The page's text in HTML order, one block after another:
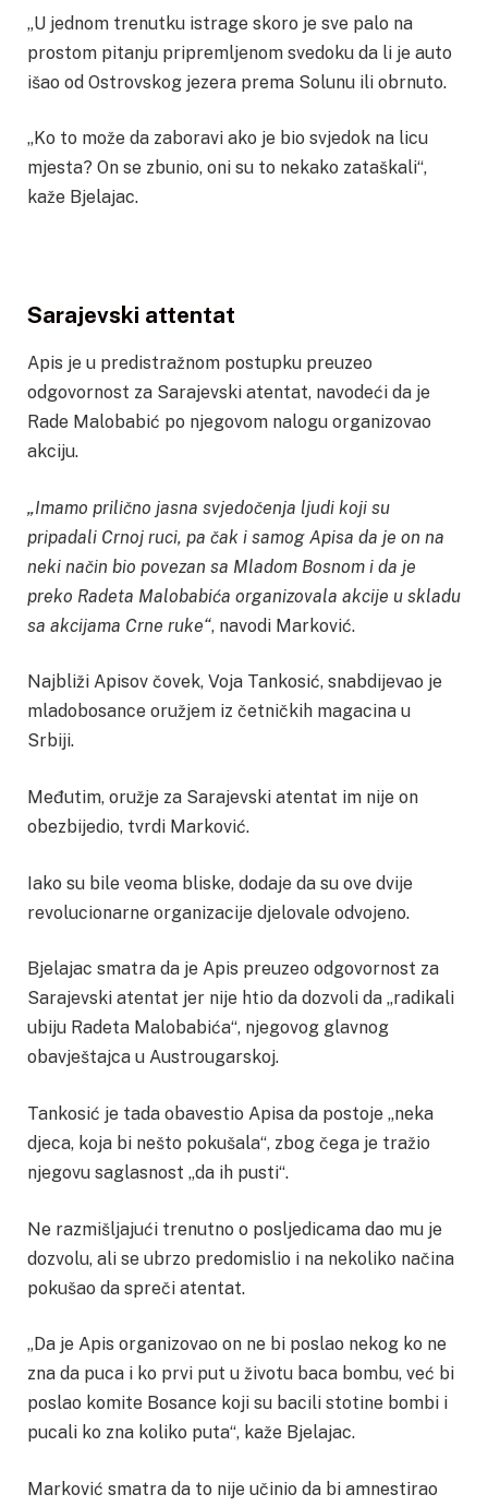
„U jednom trenutku istrage skoro je sve palo na
prostom pitanju pripremljenom svedoku da li je auto
išao od Ostrovskog jezera prema Solunu ili obrnuto.
„Ko to može da zaboravi ako je bio svjedok na licu
mjesta? On se zbunio, oni su to nekako zataškali“,
kaže Bjelajac.
Sarajevski attentat
Apis je u predistražnom postupku preuzeo
odgovornost za Sarajevski atentat, navodeći da je
Rade Malobabić po njegovom nalogu organizovao
akciju.
„Imamo prilično jasna svjedočenja ljudi koji su
pripadali Crnoj ruci, pa čak i samog Apisa da je on na
neki način bio povezan sa Mladom Bosnom i da je
preko Radeta Malobabića organizovala akcije u skladu
sa akcijama Crne ruke“, navodi Marković.
Najbliži Apisov čovek, Voja Tankosić, snabdijevao je
mladobosance oružjem iz četničkih magacina u
Srbiji.
Međutim, oružje za Sarajevski atentat im nije on
obezbijedio, tvrdi Marković.
Iako su bile veoma bliske, dodaje da su ove dvije
revolucionarne organizacije djelovale odvojeno.
Bjelajac smatra da je Apis preuzeo odgovornost za
Sarajevski atentat jer nije htio da dozvoli da „radikali
ubiju Radeta Malobabića“, njegovog glavnog
obavještajca u Austrougarskoj.
Tankosić je tada obavestio Apisa da postoje „neka
djeca, koja bi nešto pokušala“, zbog čega je tražio
njegovu saglasnost „da ih pusti“.
Ne razmišljajući trenutno o posljedicama dao mu je
dozvolu, ali se ubrzo predomislio i na nekoliko načina
pokušao da spreči atentat.
„Da je Apis organizovao on ne bi poslao nekog ko ne
zna da puca i ko prvi put u životu baca bombu, već bi
poslao komite Bosance koji su bacili stotine bombi i
pucali ko zna koliko puta“, kaže Bjelajac.
Marković smatra da to nije učinio da bi amnestirao